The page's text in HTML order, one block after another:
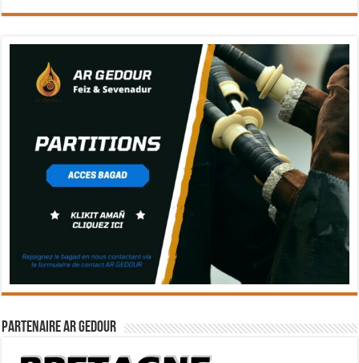
Partenaire Ar Gedour